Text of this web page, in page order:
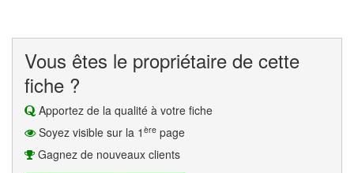
Vous êtes le propriétaire de cette
fiche ?
Apportez de la qualité à votre fiche
Soyez visible sur la 1 ère page
Gagnez de nouveaux clients